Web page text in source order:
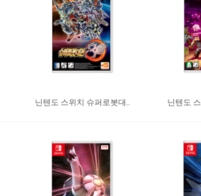
닌텐도 스위치 슈퍼로봇대.. 닌텐도